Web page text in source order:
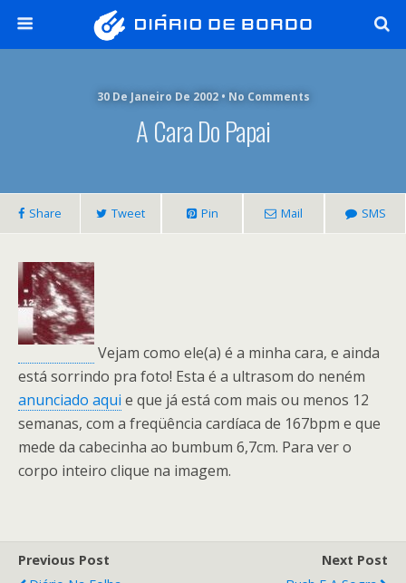
30 De Janeiro De 2002 • No Comments
A Cara Do Papai
Share Tweet Pin Mail SMS
Vejam como ele(a) é a minha cara, e ainda
está sorrindo pra foto! Esta é a ultrasom do neném
anunciado aqui e que já está com mais ou menos 12
semanas, com a freqüência cardíaca de 167bpm e que
mede da cabecinha ao bumbum 6,7cm. Para ver o
corpo inteiro clique na imagem.
Previous Post
Next Post